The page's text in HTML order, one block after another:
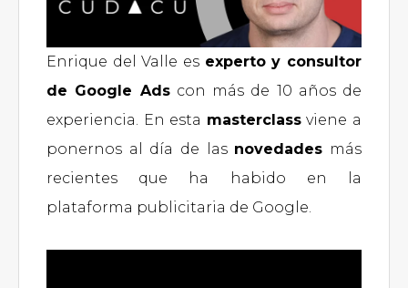
Enrique del Valle es experto y consultor
de Google Adscon más de 10 años de
experiencia. En esta masterclassviene a
ponernos al día de las novedades más
recientes que ha habido en la
plataforma publicitaria de Google.